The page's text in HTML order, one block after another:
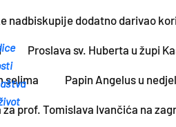
nadbiskupije dodatno darivao
Proslava sv. Huberta u župi
selima Papin Angelus u
prof. Tomislava Ivančića na